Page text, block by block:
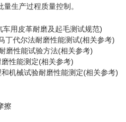
生产过程质量控制。
车用皮革耐磨及起毛测试规范)
丁代尔法耐磨性能测试(相关参考)
磨性能试验方法(相关参考)
性能测定(相关参考)
机械试验耐磨性能测定(相关参考)
擦